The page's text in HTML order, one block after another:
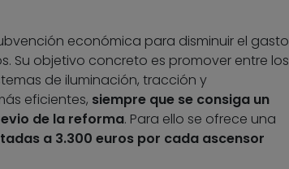
económica para disminuir el gasto
Su objetivo concreto es promover entre los
de iluminación, tracción y
eficientes, siempre que se consiga un
de la reforma. Para ello se ofrece una
a 3.300 euros por cada ascensor